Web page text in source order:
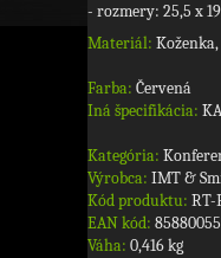
- rozmery: 25,5 x
Materiál:
Farba: Červená
Iná špecifikácia:
Kategória:
Výrobca: IMT &
Kód produktu: RT-
EAN kód:
Váha: 0,416 kg